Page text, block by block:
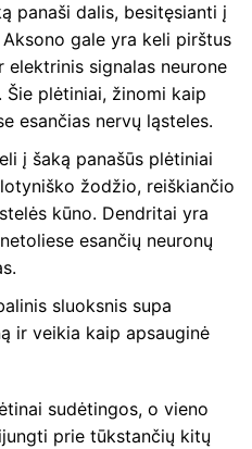
panaši dalis, besitęsianti į
gale yra keli pirštus
elektrinis signalas neurone
Šie plėtiniai, žinomi kaip
esančias nervų ląsteles.
į šaką panašūs plėtiniai
žodžio, reiškiančio
kūno. Dendritai yra
esančių neuronų
sluoksnis supa
ir veikia kaip apsauginė
sudėtingos, o vieno
prie tūkstančių kitų